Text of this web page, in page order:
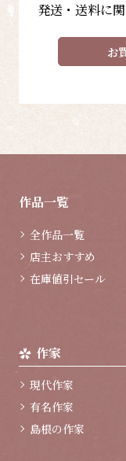
発送・送料に
お
作品一覧
全作品一覧
店主おすすめ
在庫値引セール
作家
現代作家
有名作家
島根の作家